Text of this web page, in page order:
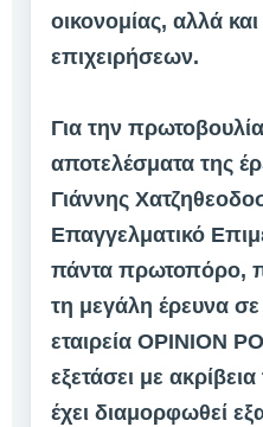
οικονομίας, αλλά
επιχειρήσεων.
Για την
αποτελέσματα της
Γιάννης
Επαγγελματικό
πάντα πρωτοπόρο,
τη μεγάλη έρευνα
εταιρεία OPINION
εξετάσει με
έχει διαμορφωθεί